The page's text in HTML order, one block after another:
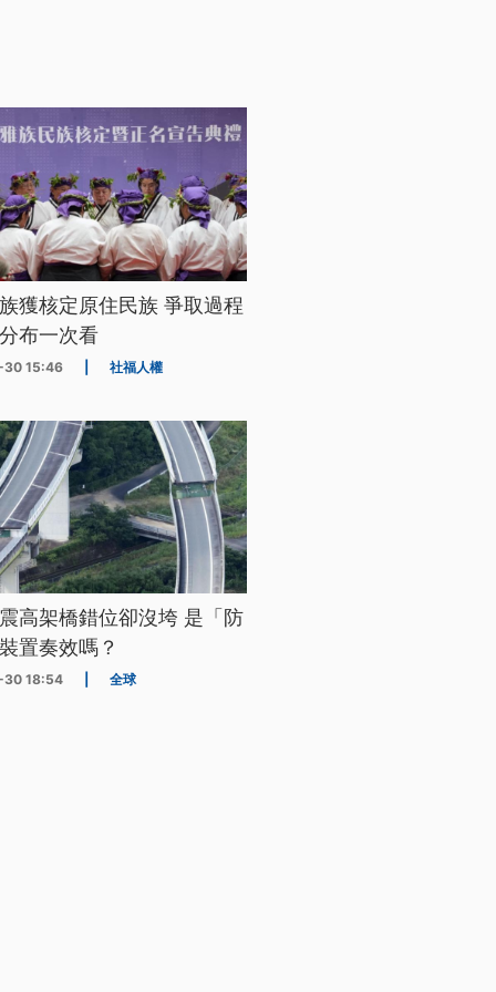
獲核定原住民族 爭取過程
布一次看
15:46 社福人權
高架橋錯位卻沒垮 是「防
置奏效嗎？
18:54 全球